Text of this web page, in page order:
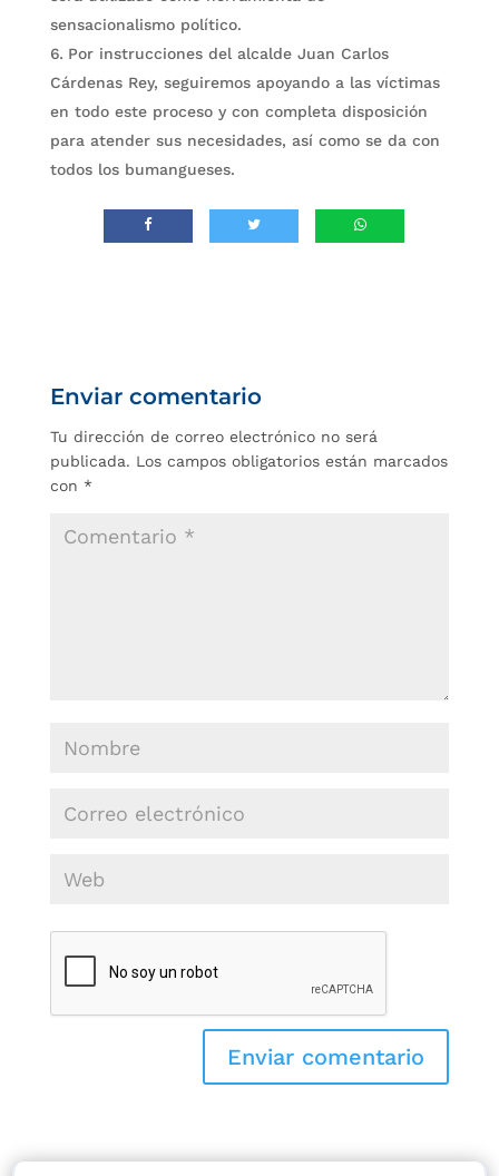
sensacionalismo político.
Por instrucciones del alcalde Juan Carlos
Cárdenas Rey, seguiremos apoyando a las víctimas
en todo este proceso y con completa disposición
para atender sus necesidades, así como se da con
todos los bumangueses.
Enviar comentario
Tu dirección de correo electrónico no será
publicada. Los campos obligatorios están marcados
con *